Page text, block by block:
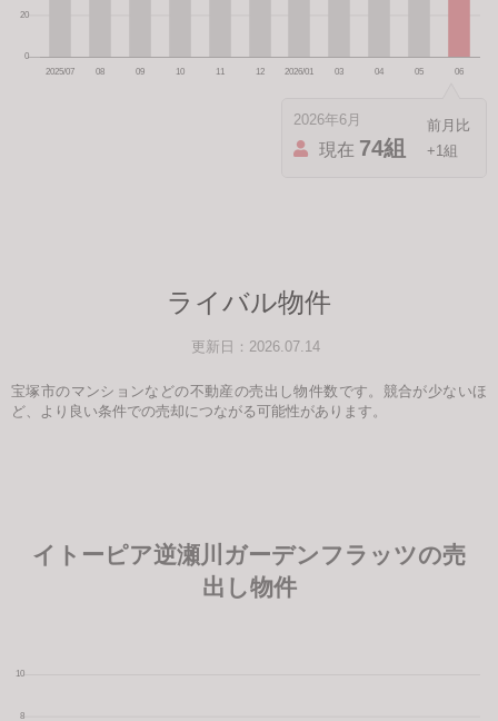
2026年6月
現在 74組 +1組
ライバル物件
更新日：2026.07.14
宝塚市のマンションなどの不動産の売出し物件数です。競合が少ないほ
ど、より良い条件での売却につながる可能性があります。
イトーピア逆瀬川ガーデンフラッツの売
出し物件